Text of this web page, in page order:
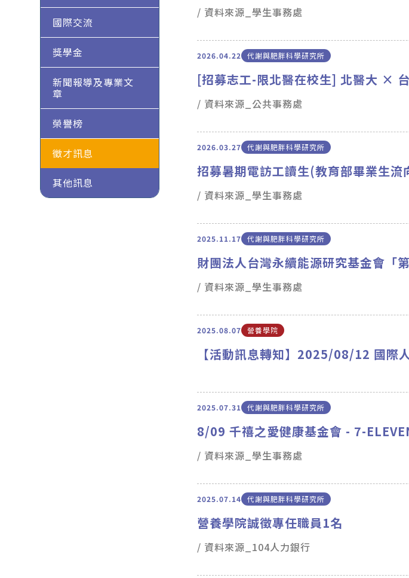
國際交流
獎學金
新聞報導及專業文
章
榮譽榜
徵才訊息
其他訊息
/ 資料來源_學生事務處
2026.04.22 代謝與肥胖科學研究所
[招募志工-限北醫在校生] 北醫大 ×
/ 資料來源_公共事務處
2026.03.27 代謝與肥胖科學研究所
招募暑期電訪工讀生(教育部畢業生流
/ 資料來源_學生事務處
2025.11.17 代謝與肥胖科學研究所
財團法人台灣永續能源研究基金會「
/ 資料來源_學生事務處
2025.08.07 營養學院
【活動訊息轉知】2025/08/12 國際
2025.07.31 代謝與肥胖科學研究所
8/09 千禧之愛健康基金會 - 7-
/ 資料來源_學生事務處
2025.07.14 代謝與肥胖科學研究所
營養學院誠徵專任職員1名
/ 資料來源_104人力銀行